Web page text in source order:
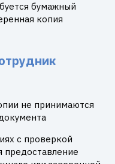
бумажный
копия
не принимаются
с проверкой
предоставление